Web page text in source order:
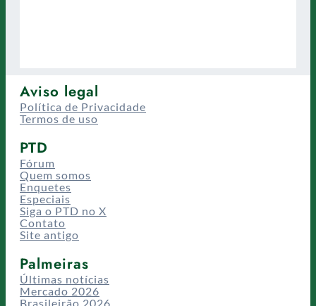
Aviso legal
Política de Privacidade
Termos de uso
PTD
Fórum
Quem somos
Enquetes
Especiais
Siga o PTD no X
Contato
Site antigo
Palmeiras
Últimas notícias
Mercado 2026
Brasileirão 2026